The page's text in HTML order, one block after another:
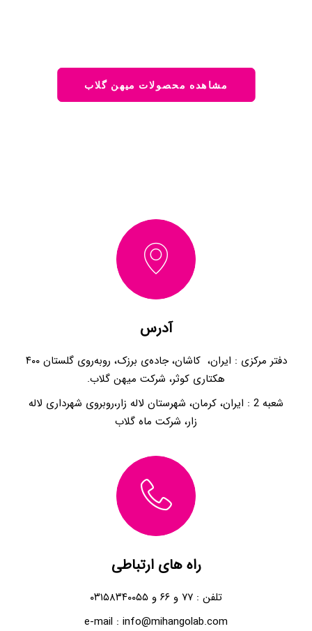
مشاهده محصولات میهن گلاب
آدرس
دفتر مرکزی : ایران، کاشان، جاده‌ی برزک، رو‌به‌روی گلستان ۴۰۰
هکتاری کوثر، شرکت میهن گلاب.
شعبه 2 : ایران، کرمان، شهرستان لاله زار،روبروی شهرداری لاله
زار، شرکت ماه گلاب
راه های ارتباطی
تلفن : ۷۷ و ۶۶ و ۰۳۱۵۸۳۴۰۰۵۵
e-mail : info@mihangolab.com